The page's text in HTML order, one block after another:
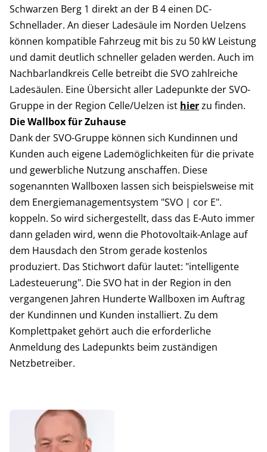
Schwarzen Berg 1 direkt an der B 4 einen DC-
Schnellader. An dieser Ladesäule im Norden Uelzens
können kompatible Fahrzeug mit bis zu 50 kW Leistung
und damit deutlich schneller geladen werden. Auch im
Nachbarlandkreis Celle betreibt die SVO zahlreiche
Ladesäulen. Eine Übersicht aller Ladepunkte der SVO-
Gruppe in der Region Celle/Uelzen ist hierzu finden.
Die Wallbox für Zuhause
Dank der SVO-Gruppe können sich Kundinnen und
Kunden auch eigene Lademöglichkeiten für die private
und gewerbliche Nutzung anschaffen. Diese
sogenannten Wallboxen lassen sich beispielsweise mit
dem Energiemanagementsystem "SVO | cor E".
koppeln. So wird sichergestellt, dass das E-Auto immer
dann geladen wird, wenn die Photovoltaik-Anlage auf
dem Hausdach den Strom gerade kostenlos
produziert. Das Stichwort dafür lautet: "intelligente
Ladesteuerung". Die SVO hat in der Region in den
vergangenen Jahren Hunderte Wallboxen im Auftrag
der Kundinnen und Kunden installiert. Zu dem
Komplettpaket gehört auch die erforderliche
Anmeldung des Ladepunkts beim zuständigen
Netzbetreiber.